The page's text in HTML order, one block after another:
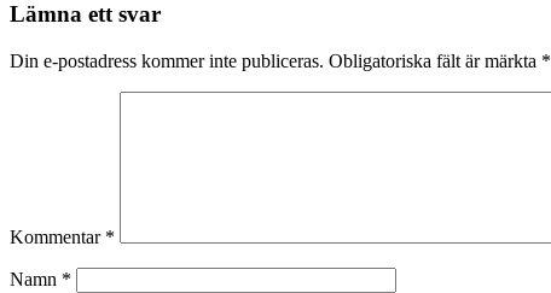
Lämna ett svar
Din e-postadress kommer inte publiceras. Obligatoriska fält är märkta *
Kommentar *
Namn *